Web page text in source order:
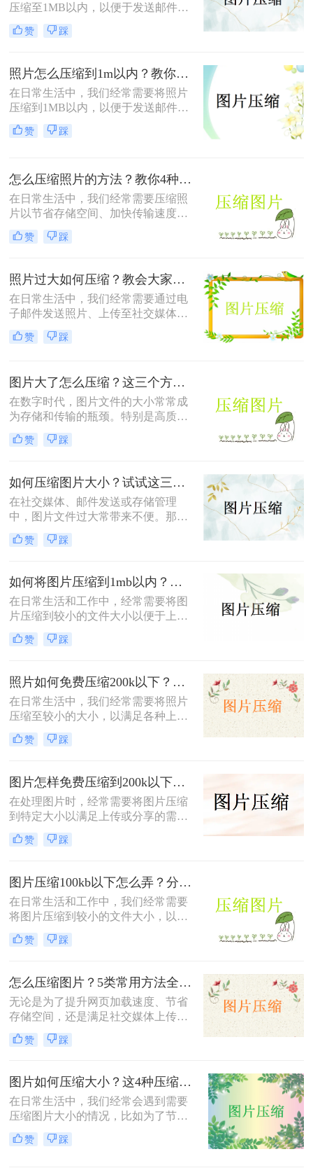
压缩至1MB以内，以便于发送邮件、
上传到社交媒体或满足特定平台的要
求。那么怎样把照片压缩成1m以内
缩照片大小，帮助您轻松应对这些需
求。
赞 踩
照片怎么压缩到1m以内？教你三招压缩照片！
在日常生活中，我们经常需要将照片
压缩到1MB以内，以便于发送邮件、
上传到社交媒体或满足特定平台的要
求。那么照片怎么压缩到1m以内呢？
赞 踩
怎么压缩照片的方法？教你4种实用方法!！
在日常生活中，我们经常需要压缩照
片以节省存储空间、加快传输速度或
满足特定平台的要求。那么怎么压缩
照片的方法呢？本文将介绍四种有效
这些需求。
赞 踩
照片过大如何压缩？教会大家这4种压缩方法！
在日常生活中，我们经常需要通过电
子邮件发送照片、上传至社交媒体或
用于网页设计等。然而，原始照片文
件通常较大，这不仅会占用大量存储
何压缩变得尤为重要。以下是四种常
用的图片压缩方法，帮助您轻松解决
这一问题。
赞 踩
图片大了怎么压缩？这三个方法帮你轻松解决！
在数字时代，图片文件的大小常常成
为存储和传输的瓶颈。特别是高质量
的图片，其文件体积往往较大，不仅
占用大量存储空间，还会影响上传速
么压缩呢？以下是四种常用的图片压
缩方法，帮助您轻松解决这一问题。
赞 踩
如何压缩图片大小？试试这三种简单有效的压缩方法！
在社交媒体、邮件发送或存储管理
中，图片文件过大常带来不便。那么
如何压缩图片大小呢？本文整理了三
种简单有效的压缩方法，助您快速压
赞 踩
如何将图片压缩到1mb以内？教你三种压缩方法！
在日常生活和工作中，经常需要将图
片压缩到较小的文件大小以便于上
传、分享或存储。那么如何将图片压
缩到1mb以内呢？本文将详细介绍几
赞 踩
照片如何免费压缩200k以下？快来学习这3种压缩方法！
在日常生活中，我们经常需要将照片
压缩至较小的大小，以满足各种上
传、分享或存储的需求。那么照片如
何免费压缩200k以下呢？本文将介绍
法。
赞 踩
图片怎样免费压缩到200k以下？二种压缩方法分享
在处理图片时，经常需要将图片压缩
到特定大小以满足上传或分享的需
求。那么图片怎样免费压缩到200k以
下呢？本文将介绍两种免费将图片压
赞 踩
图片压缩100kb以下怎么弄？分享4个高效压缩方法！
在日常生活和工作中，我们经常需要
将图片压缩到较小的文件大小，以便
于上传、发送或存储。将图片压缩到
100KB以下是一个常见的需求。那么
将详细介绍几种实现这一目标的方
法。
赞 踩
怎么压缩图片？5类常用方法全解析！
无论是为了提升网页加载速度、节省
存储空间，还是满足社交媒体上传限
制，图片压缩都是高频需求。那么怎
么压缩图片呢？本文系统梳理5类主
你快速掌握压缩技巧。
赞 踩
图片如何压缩大小？这4种压缩方法请务必学会！
在日常生活中，我们经常会遇到需要
压缩图片大小的情况，比如为了节省
存储空间、加快网页加载速度或减少
文件传输时间。那么图片如何压缩大
赞 踩